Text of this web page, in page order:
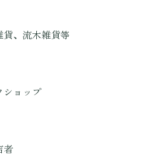
、流木雑貨等
ショップ
者